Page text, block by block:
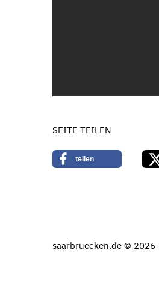
SEITE TEILEN
teilen
saarbruecken.de © 2026